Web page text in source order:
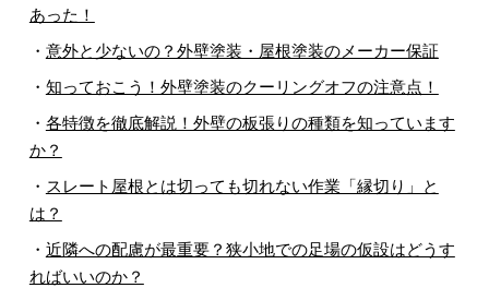
あった！
・ 意外と少ないの？外壁塗装・屋根塗装のメーカー保証
・ 知っておこう！外壁塗装のクーリングオフの注意点！
・ 各特徴を徹底解説！外壁の板張りの種類を知っています
か？
・ スレート屋根とは切っても切れない作業「縁切り」と
は？
・ 近隣への配慮が最重要？狭小地での足場の仮設はどうす
ればいいのか？